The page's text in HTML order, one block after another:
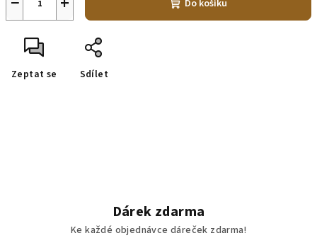
Do košíku
Zeptat se Sdílet
Dárek zdarma
Ke každé objednávce dáreček zdarma!